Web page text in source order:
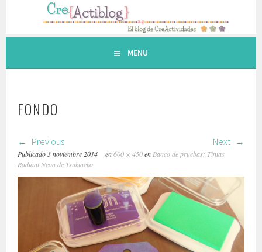
contenido.
MENU
FONDO
Previous Next
Publicado 3 noviembre 2014 en600 × 450en Banco de pruebas: Tintas
Radiant Neon de Tsukineko